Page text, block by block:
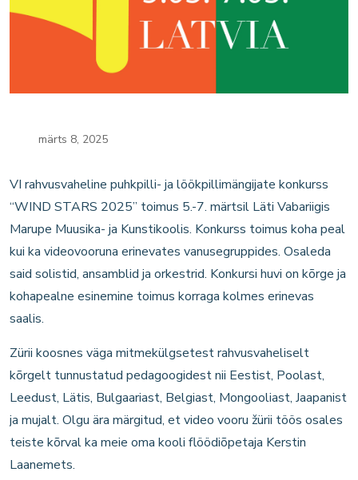
märts 8, 2025
VI rahvusvaheline puhkpilli- ja löökpillimängijate konkurss
“WIND STARS 2025” toimus 5.-7. märtsil Läti Vabariigis
Marupe Muusika- ja Kunstikoolis. Konkurss toimus koha peal
kui ka videovooruna erinevates vanusegruppides. Osaleda
said solistid, ansamblid ja orkestrid. Konkursi huvi on kõrge ja
kohapealne esinemine toimus korraga kolmes erinevas
saalis.
Zürii koosnes väga mitmekülgsetest rahvusvaheliselt
kõrgelt tunnustatud pedagoogidest nii Eestist, Poolast,
Leedust, Lätis, Bulgaariast, Belgiast, Mongooliast, Jaapanist
ja mujalt. Olgu ära märgitud, et video vooru žürii töös osales
teiste kõrval ka meie oma kooli flöödiõpetaja Kerstin
Laanemets.